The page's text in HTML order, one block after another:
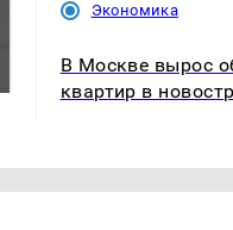
Кавказе: читать здесь
Экономика
В Москве вырос
квартир в